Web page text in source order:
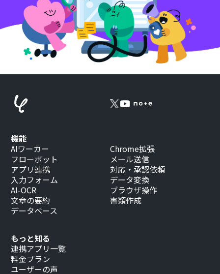
もっと知る
連携アプリ一覧
料金プラン
ユーザーの声
機能
AIワーカー
フローボット
アプリ連携
入力フォーム
AI-OCR
文章の要約
データベース
Chrome拡張
メール送信
対応・承認依頼
データ変換
ブラウザ操作
書類作成